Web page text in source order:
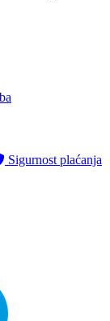
Sigurnost plaćanja